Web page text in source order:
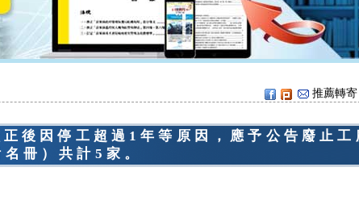
推薦轉寄
後因停工超過1年等原因，應予公告廢止工
冊）共計5家。